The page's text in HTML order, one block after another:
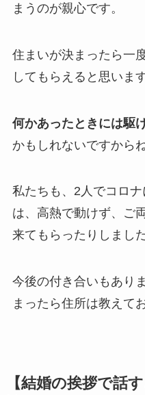
まうのが親心です。
住まいが決まったら一
してもらえると思います
何かあったときには駆
かもしれないですからね
私たちも、2人でコロ
は、高熱で動けず、ご
来てもらったりしました
今後の付き合いもあり
まったら住所は教えて
【結婚の挨拶で話